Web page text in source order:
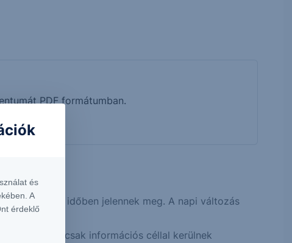
PDF formátumban.
Zrt.
közel valós időben jelennek meg. A napi változás
idejűek, csak információs céllal kerülnek
és
A
érdeklő